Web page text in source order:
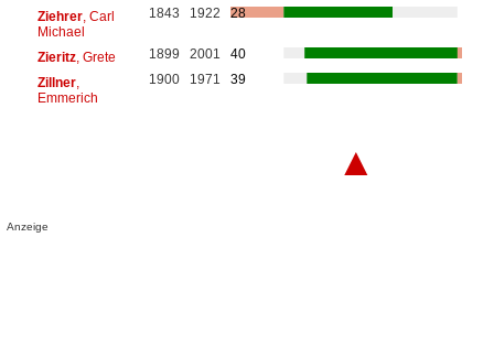
Ziehrer, Carl
Michael
1843 1922 28
Zieritz, Grete 1899 2001
40
Zillner,
Emmerich
1900 1971 39
▲
Anzeige